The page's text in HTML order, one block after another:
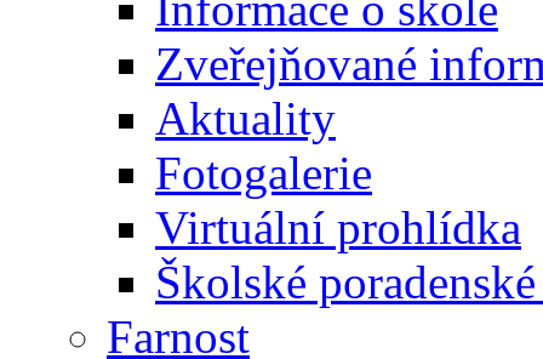
Zveřejňované
Aktuality
Fotogalerie
Virtuální prohlídka
Školské
Farnost